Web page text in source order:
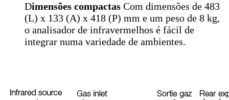
Dimensões compactas Com dimensões de 483
(L) x 133 (A) x 418 (P) mm e um peso de 8 kg,
o analisador de infravermelhos é fácil de
integrar numa variedade de ambientes.